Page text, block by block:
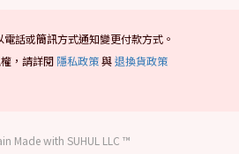
話或簡訊方式通知變更付款方式。
，請詳閱 隱私政策與退換貨政策
Made with SUHUL LLC ™